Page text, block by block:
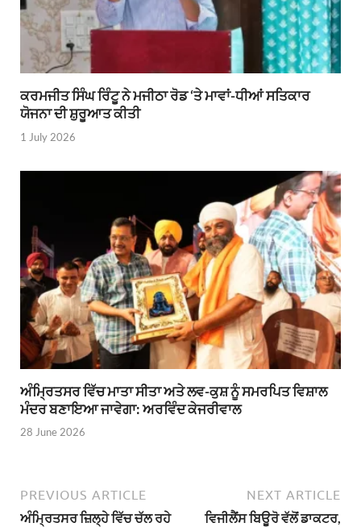
ਕਰਮਜੀਤ ਸਿੰਘ ਰਿੰਟੂ ਨੇ ਮਜੀਠਾ ਰੋਡ ‘ਤੇ ਮਾਵਾਂ-ਧੀਆਂ ਸਤਿਕਾਰ
ਯੋਜਨਾ ਦੀ ਸ਼ੁਰੂਆਤ ਕੀਤੀ
1 July 2026
ਅੰਮ੍ਰਿਤਸਰ ਵਿੱਚ ਮਾਤਾ ਸੀਤਾ ਅਤੇ ਲਵ-ਕੁਸ਼ ਨੂੰ ਸਮਰਪਿਤ ਵਿਸ਼ਾਲ
ਮੰਦਰ ਬਣਾਇਆ ਜਾਵੇਗਾ: ਅਰਵਿੰਦ ਕੇਜਰੀਵਾਲ
28 June 2026
PREVIOUS ARTICLE
ਅੰਮ੍ਰਿਤਸਰ ਜ਼ਿਲ੍ਹੇ ਵਿੱਚ ਚੱਲ ਰਹੇ
NEXT ARTICLE
ਵਿਜੀਲੈਂਸ ਬਿਊਰੋ ਵੱਲੋਂ ਡਾਕਟਰ,